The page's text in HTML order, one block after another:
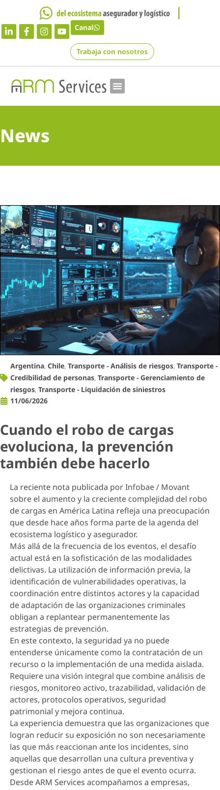
Canal
Trabaja con nosotros
News
Argentina, Chile, Transporte - Análisis de riesgos, Transporte -
Credibilidad de personas, Transporte - Gerenciamiento de
riesgos, Transporte - Liquidación de siniestros
11/06/2026
Cuando el robo de cargas
evoluciona, la prevención
también debe hacerlo
La reciente nota publicada por Infobae / Movant
sobre el aumento y la creciente complejidad del robo
de cargas en América Latina refleja una preocupación
que desde hace años forma parte de la agenda del
ecosistema logístico y asegurador.
Más allá de la frecuencia de los eventos, el desafío
actual está en la sofisticación de las modalidades
delictivas. La utilización de información previa, la
identificación de vulnerabilidades operativas, la
coordinación entre distintos actores y la capacidad
de adaptación de las organizaciones criminales
obligan a replantear permanentemente las
estrategias de prevención.
En este contexto, la seguridad ya no puede
entenderse únicamente como la contratación de un
recurso o la implementación de una medida aislada.
Requiere una visión integral que combine análisis de
riesgos, monitoreo activo, trazabilidad, validación de
actores, protocolos operativos, seguridad
patrimonial y mejora continua.
La experiencia demuestra que las organizaciones que
logran reducir su exposición no son necesariamente
las que más reaccionan ante los incidentes, sino
aquellas que desarrollan una cultura preventiva y
gestionan el riesgo antes de que el evento ocurra.
Desde ARM Services acompañamos a empresas,